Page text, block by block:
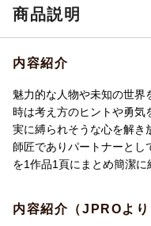
商品説明
内容紹介
魅力的な人物や未知の世界
時は考え方のヒントや勇気
実に縛られそうな心を解き
師匠でありパートナーとし
を1作品1頁にまとめ簡潔に
内容紹介（JPROより